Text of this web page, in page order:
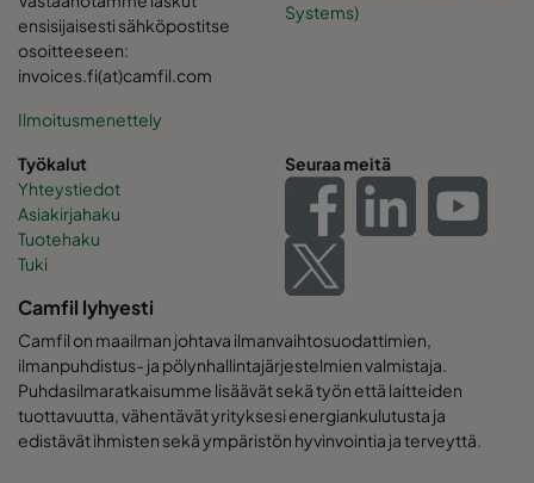
ensisijaisesti sähköpostitse
osoitteeseen:
invoices.fi(at)camfil.com
Ilmoitusmenettely
Systems)
Työkalut
Yhteystiedot
Asiakirjahaku
Tuotehaku
Tuki
Seuraa meitä
Camfil lyhyesti
Camfil on maailman johtava ilmanvaihtosuodattimien,
ilmanpuhdistus- ja pölynhallintajärjestelmien valmistaja.
Puhdasilmaratkaisumme lisäävät sekä työn että laitteiden
tuottavuutta, vähentävät yrityksesi energiankulutusta ja
edistävät ihmisten sekä ympäristön hyvinvointia ja terveyttä.